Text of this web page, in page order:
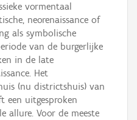
vormentaal
neorenaissance of
als symbolische
van de burgerlijke
in de late
Het
(nu districtshuis) van
een uitgesproken
allure. Voor de meeste